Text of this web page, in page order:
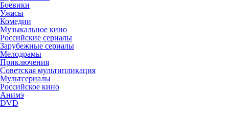
Боевики
Ужасы
Комедии
Музыкальное кино
Российские сериалы
Зарубежные сериалы
Мелодрамы
Приключения
Советская мультипликация
Мультсериалы
Российское кино
Анимэ
DVD